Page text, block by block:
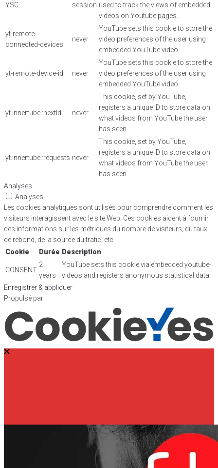
YSC session used to track the views of embedded
videos on Youtube pages.
yt-remote-
connected-devices
never
YouTube sets this cookie to store the
video preferences of the user using
embedded YouTube video.
yt-remote-device-id never
YouTube sets this cookie to store the
video preferences of the user using
embedded YouTube video.
yt.innertube::nextId never
This cookie, set by YouTube,
registers a unique ID to store data on
what videos from YouTube the user
has seen.
yt.innertube::requests never
This cookie, set by YouTube,
registers a unique ID to store data on
what videos from YouTube the user
has seen.
Analyses
Analyses
Les cookies analytiques sont utilisés pour comprendre comment les
visiteurs interagissent avec le site Web. Ces cookies aident à fournir
des informations sur les métriques du nombre de visiteurs, du taux
de rebond, de la source du trafic, etc.
Cookie
Durée Description
CONSENT
2
years
YouTube sets this cookie via embedded youtube-
videos and registers anonymous statistical data.
Enregistrer & appliquer
Propulsé par